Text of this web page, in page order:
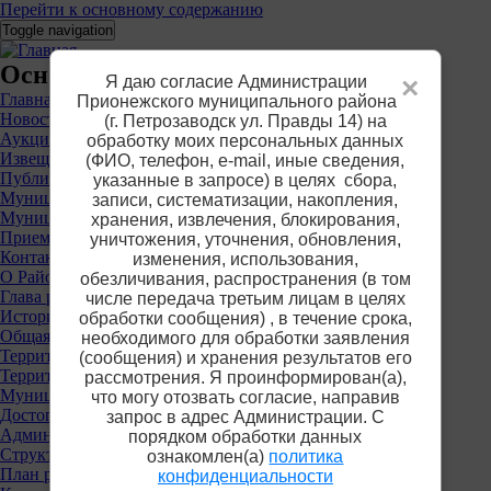
Перейти к основному содержанию
Toggle navigation
×
Я даю согласие Администрации
Прионежского муниципального района
(г. Петрозаводск ул. Правды 14) на
обработку моих персональных данных
(ФИО, телефон, е-mail, иные сведения,
указанные в запросе) в целях сбора,
записи, систематизации, накопления,
хранения, извлечения, блокирования,
уничтожения, уточнения, обновления,
изменения, использования,
обезличивания, распространения (в том
числе передача третьим лицам в целях
обработки сообщения) , в течение срока,
необходимого для обработки заявления
(сообщения) и хранения результатов его
рассмотрения. Я проинформирован(а),
что могу отозвать согласие, направив
запрос в адрес Администрации. С
порядком обработки данных
ознакомлен(а) политика
конфиденциальности
Основное меню
Главная
Новости
Аукционы
Извещения о предоставлении участков
Публичные слушания
Муниципальные услуги
Муниципальный контроль
Приемная
Контакты
О Районе
Глава района
История
Общая информация
Территориальные органы власти
Территориальная избирательная комиссия
Муниципальные учреждения
Достопримечательности
Администрация района
Структура
План работы